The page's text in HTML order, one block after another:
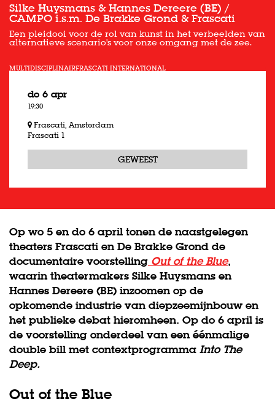
Silke Huysmans & Hannes Dereere (BE) /
CAMPO i.s.m. De Brakke Grond & Frascati
Een pleidooi voor de rol van kunst in het verbeelden van
alternatieve scenario's voor onze omgang met de zee.
MULTIDISCIPLINAIRFRASCATI INTERNATIONAL
do 6 apr
19:30
Frascati, Amsterdam
Frascati 1
GEWEEST
Op wo 5 en do 6 april tonen de naastgelegen
theaters Frascati en De Brakke Grond de
documentaire voorstelling Out of the Blue,
waarin theatermakers Silke Huysmans en
Hannes Dereere (BE) inzoomen op de
opkomende industrie van diepzeemijnbouw en
het publieke debat hieromheen. Op do 6 april is
de voorstelling onderdeel van een éénmalige
double bill met contextprogramma Into The
Deep.
Out of the Blue